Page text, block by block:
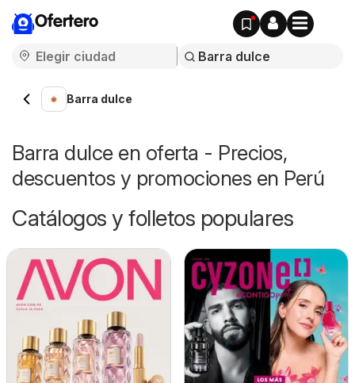
Ofertero
Barra dulce
Barra dulce en oferta - Precios,
descuentos y promociones en Perú
Catálogos y folletos populares